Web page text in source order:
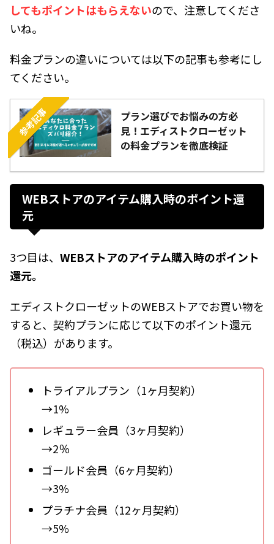
してもポイントはもらえないので、注意してくださ
いね。
料金プランの違いについては以下の記事も参考にし
てください。
参考記事
プラン選びでお悩みの方必
見！エディストクローゼット
の料金プランを徹底検証
WEBストアのアイテム購入時のポイント還
元
3つ目は、 WEBストアのアイテム購入時のポイント
還元。
エディストクローゼットのWEBストアでお買い物を
すると、契約プランに応じて以下のポイント還元
（税込）があります。
トライアルプラン（1ヶ月契約）
→1%
レギュラー会員（3ヶ月契約）
→2％
ゴールド会員（6ヶ月契約）
→3%
プラチナ会員（12ヶ月契約）
→5%